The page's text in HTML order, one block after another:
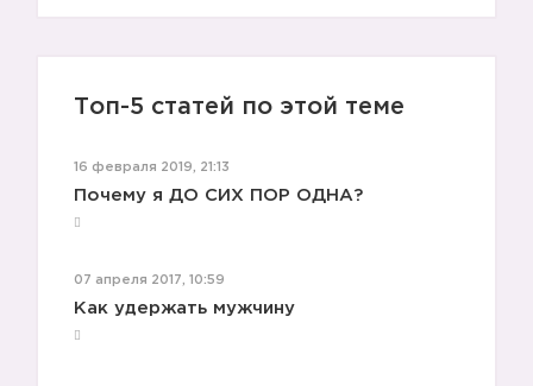
Топ-5 статей по этой теме
16 февраля 2019, 21:13
Почему я ДО СИХ ПОР ОДНА?
07 апреля 2017, 10:59
Как удержать мужчину